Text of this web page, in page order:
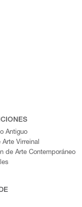
Antiguo
Arte Virreinal
de Arte Contemporáneo